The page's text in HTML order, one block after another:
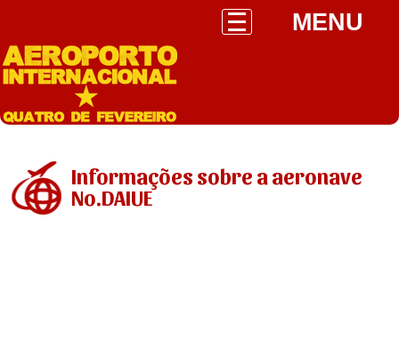
MENU
Informações sobre a aeronave
No.DAIUE